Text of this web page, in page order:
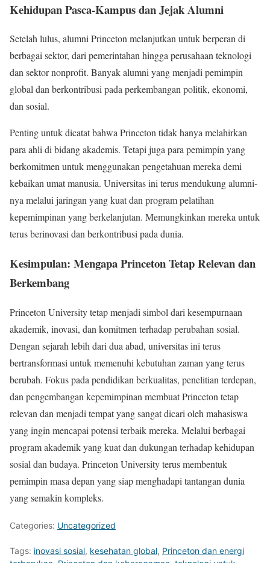
Kehidupan Pasca-Kampus dan Jejak Alumni
Setelah lulus, alumni Princeton melanjutkan untuk berperan di
berbagai sektor, dari pemerintahan hingga perusahaan teknologi
dan sektor nonprofit. Banyak alumni yang menjadi pemimpin
global dan berkontribusi pada perkembangan politik, ekonomi,
dan sosial.
Penting untuk dicatat bahwa Princeton tidak hanya melahirkan
para ahli di bidang akademis. Tetapi juga para pemimpin yang
berkomitmen untuk menggunakan pengetahuan mereka demi
kebaikan umat manusia. Universitas ini terus mendukung alumni-
nya melalui jaringan yang kuat dan program pelatihan
kepemimpinan yang berkelanjutan. Memungkinkan mereka untuk
terus berinovasi dan berkontribusi pada dunia.
Kesimpulan: Mengapa Princeton Tetap Relevan dan
Berkembang
Princeton University tetap menjadi simbol dari kesempurnaan
akademik, inovasi, dan komitmen terhadap perubahan sosial.
Dengan sejarah lebih dari dua abad, universitas ini terus
bertransformasi untuk memenuhi kebutuhan zaman yang terus
berubah. Fokus pada pendidikan berkualitas, penelitian terdepan,
dan pengembangan kepemimpinan membuat Princeton tetap
relevan dan menjadi tempat yang sangat dicari oleh mahasiswa
yang ingin mencapai potensi terbaik mereka. Melalui berbagai
program akademik yang kuat dan dukungan terhadap kehidupan
sosial dan budaya. Princeton University terus membentuk
pemimpin masa depan yang siap menghadapi tantangan dunia
yang semakin kompleks.
Categories: Uncategorized
Tags: inovasi sosial, kesehatan global, Princeton dan energi